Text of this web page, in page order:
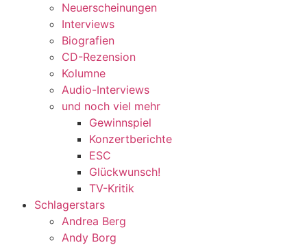
Neuerscheinungen
Interviews
Biografien
CD-Rezension
Kolumne
Audio-Interviews
und noch viel mehr
Gewinnspiel
Konzertberichte
ESC
Glückwunsch!
TV-Kritik
Schlagerstars
Andrea Berg
Andy Borg